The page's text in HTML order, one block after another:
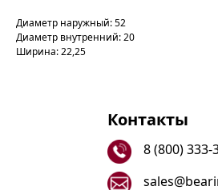
Диаметр наружный: 52
Диаметр внутренний: 20
Ширина: 22,25
Контакты
8 (800) 333-